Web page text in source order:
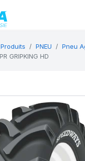
Produits PNEU
Pneu
GRIPKING HD